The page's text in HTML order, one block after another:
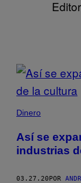
POSTS
BY
THIS
Dinero
Así se
industrias
03.27.20POR